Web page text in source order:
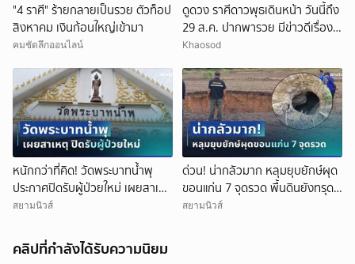
"4 ราศี" ร้ายกลายเป็นรวย ตัวท็อป
สิงหาคม เงินก้อนใหญ่เข้ามา
คมชัดลึกออนไลน์
ดูดวง ราศีดาวพุธเดินหน้า วันนี้ถึง
29 ส.ค. ปากพารวย มีข่าวดีเรื่อง
เงิน-ค้าขาย
Khaosod
หนักกว่าที่คิด! วัดพระบาทน้ำพุ
ประกาศปิดรับผู้ป่วยใหม่ เผยสาเหตุ
สุดสะเทือนใจ
สยามนิวส์
ด่วน! น่ากลัวมาก หลุมยุบยักษ์ผุด
ขอนแก่น 7 จุดรวด พื้นดินยังทรุด
ไม่หยุด ชาวบ้านผวาหนัก
สยามนิวส์
คลิปที่กำลังได้รับความนิยม